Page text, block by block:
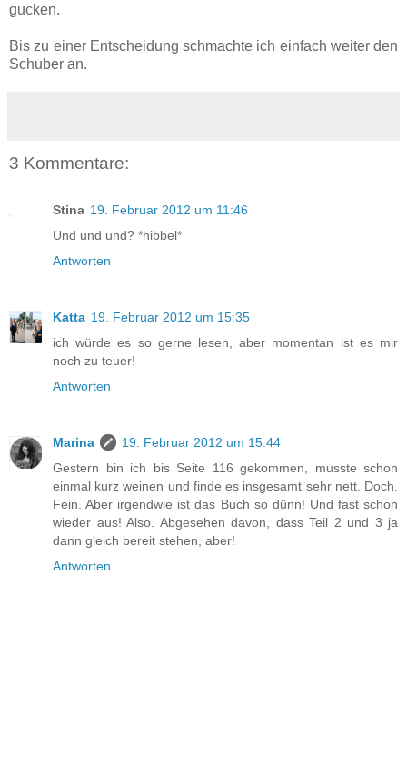
gucken.
Bis zu einer Entscheidung schmachte ich einfach weiter den
Schuber an.
3 Kommentare:
Stina 19. Februar 2012 um 11:46
Und und und? *hibbel*
Antworten
Katta 19. Februar 2012 um 15:35
ich würde es so gerne lesen, aber momentan ist es mir
noch zu teuer!
Antworten
Marina
19. Februar 2012 um 15:44
Gestern bin ich bis Seite 116 gekommen, musste schon
einmal kurz weinen und finde es insgesamt sehr nett. Doch.
Fein. Aber irgendwie ist das Buch so dünn! Und fast schon
wieder aus! Also. Abgesehen davon, dass Teil 2 und 3 ja
dann gleich bereit stehen, aber!
Antworten